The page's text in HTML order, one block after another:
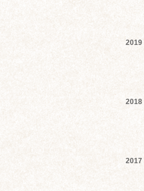
2019
2018
2017